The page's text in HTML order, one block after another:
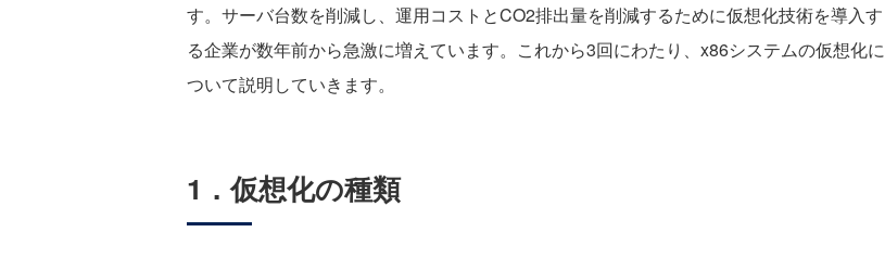
す。サーバ台数を削減し、運用コストとCO2排出量を削減するために仮想化技術を導入す
る企業が数年前から急激に増えています。これから3回にわたり、x86システムの仮想化に
ついて説明していきます。
1．仮想化の種類